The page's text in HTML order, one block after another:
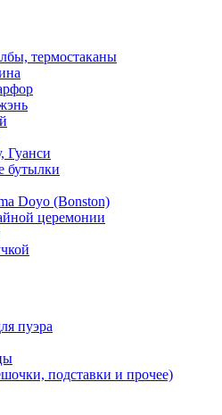
термостаканы
Гуанси
бутылки
Doyo (Bonston)
церемонии
пуэра
подставки и прочее)